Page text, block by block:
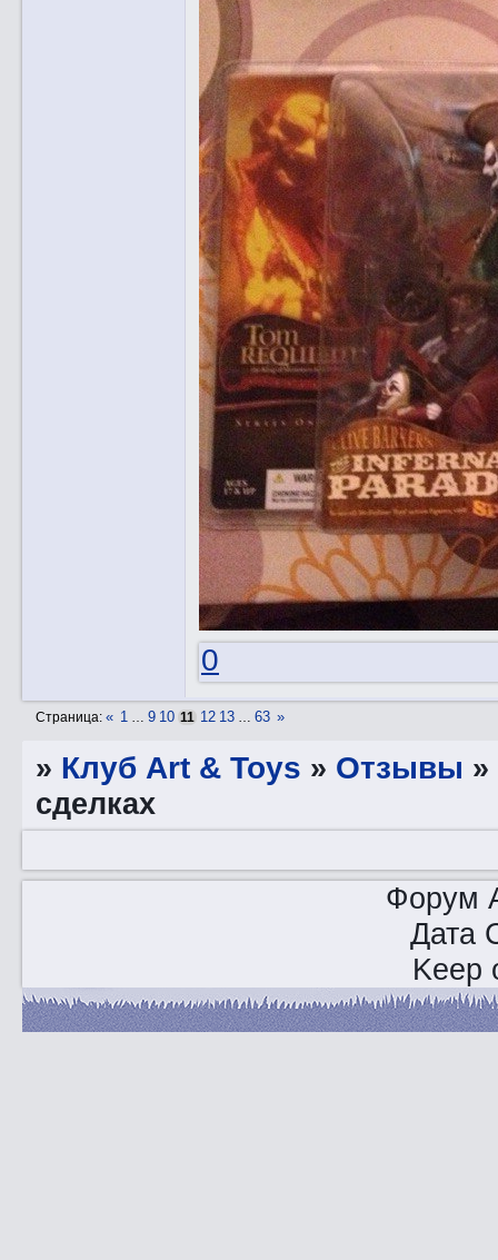
0
Страница:« 1 9 10 11 12 13 63 »
» Клуб Art & Toys » Отзывы »
сделках
Форум
Дата
Keep